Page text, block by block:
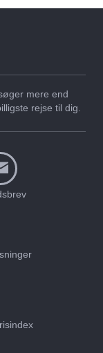
til
mere end
rejse til dig.